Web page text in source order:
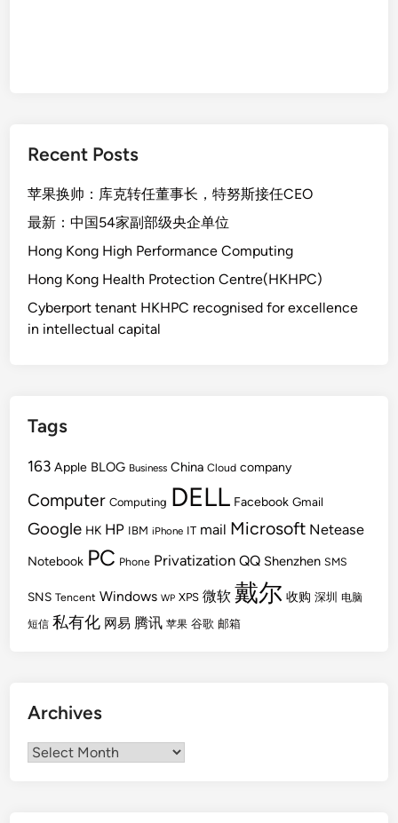
Recent Posts
苹果换帅：库克转任董事长，特努斯接任CEO
最新：中国54家副部级央企单位
Hong Kong High Performance Computing
Hong Kong Health Protection Centre(HKHPC)
Cyberport tenant HKHPC recognised for excellence
in intellectual capital
Tags
163 Apple BLOG Business China Cloud company
Computer Computing DELL Facebook Gmail
Google HK HP IBM iPhone IT mail Microsoft Netease
Notebook PC Phone Privatization QQ Shenzhen SMS
SNS Tencent Windows WP XPS 微软 戴尔 收购 深圳 电脑
短信 私有化 网易 腾讯 苹果 谷歌 邮箱
Archives
Archives